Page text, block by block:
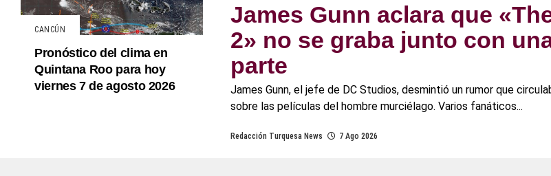
James Gunn aclara que
2» no se graba junto con
parte
James Gunn, el jefe de DC Studios, desmintió un rumor que
sobre las películas del hombre murciélago. Varios fanáticos...
Redacción Turquesa News 7 Ago 2026
CANCÚN
Pronóstico del clima en
Quintana Roo para hoy
viernes 7 de agosto 2026